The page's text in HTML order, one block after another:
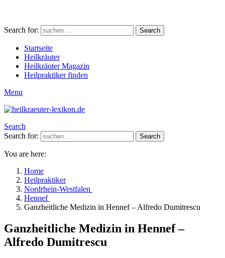
Search for: Search
Startseite
Heilkräuter
Heilkräuter Magazin
Heilpraktiker finden
Menu
Search
Search for:
Search
You are here:
Home
Heilpraktiker
Nordrhein-Westfalen
Hennef
Ganzheitliche Medizin in Hennef – Alfredo Dumitrescu
Ganzheitliche Medizin in Hennef –
Alfredo Dumitrescu